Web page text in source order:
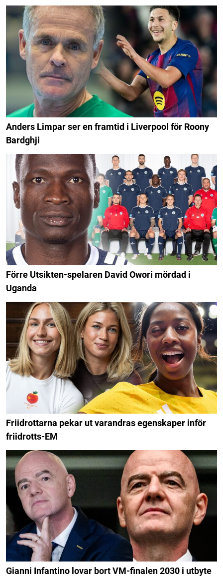
Anders Limpar ser en framtid i Liverpool för Roony
Bardghji
Förre Utsikten-spelaren David Owori mördad i
Uganda
Friidrottarna pekar ut varandras egenskaper inför
friidrotts-EM
Gianni Infantino lovar bort VM-finalen 2030 i utbyte